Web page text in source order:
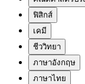
ฟิสิกส์
เคมี
ชีววิทยา
ภาษาอังกฤษ
ภาษาไทย